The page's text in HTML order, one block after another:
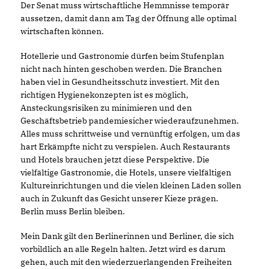
Der Senat muss wirtschaftliche Hemmnisse temporär
aussetzen, damit dann am Tag der Öffnung alle optimal
wirtschaften können.
Hotellerie und Gastronomie dürfen beim Stufenplan
nicht nach hinten geschoben werden. Die Branchen
haben viel in Gesundheitsschutz investiert. Mit den
richtigen Hygienekonzepten ist es möglich,
Ansteckungsrisiken zu minimieren und den
Geschäftsbetrieb pandemiesicher wiederaufzunehmen.
Alles muss schrittweise und vernünftig erfolgen, um das
hart Erkämpfte nicht zu verspielen. Auch Restaurants
und Hotels brauchen jetzt diese Perspektive. Die
vielfältige Gastronomie, die Hotels, unsere vielfältigen
Kultureinrichtungen und die vielen kleinen Läden sollen
auch in Zukunft das Gesicht unserer Kieze prägen.
Berlin muss Berlin bleiben.
Mein Dank gilt den Berlinerinnen und Berliner, die sich
vorbildlich an alle Regeln halten. Jetzt wird es darum
gehen, auch mit den wiederzuerlangenden Freiheiten